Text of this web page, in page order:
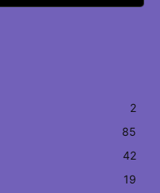
2
85
42
19